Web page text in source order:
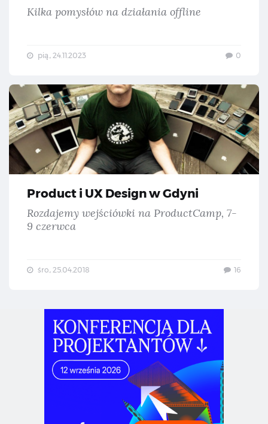
Kilka pomysłów na działania offline
pią., 24.11.2023 0
Product i UX Design w Gdyni
Rozdajemy wejściówki na ProductCamp, 7-
9 czerwca
śro., 25.04.2018 16